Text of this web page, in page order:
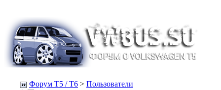
Форум Т5 / T6 > Пользователи